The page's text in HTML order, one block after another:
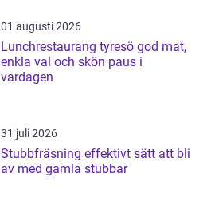
01 augusti 2026
Lunchrestaurang tyresö god mat,
enkla val och skön paus i
vardagen
31 juli 2026
Stubbfräsning effektivt sätt att bli
av med gamla stubbar